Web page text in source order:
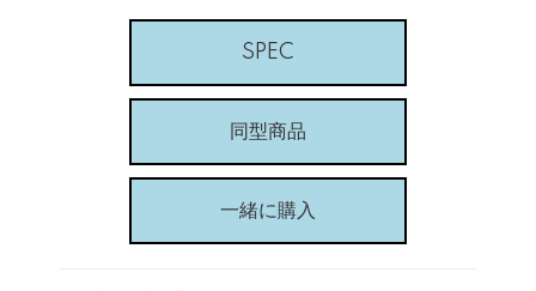
SPEC
同型商品
一緒に購入